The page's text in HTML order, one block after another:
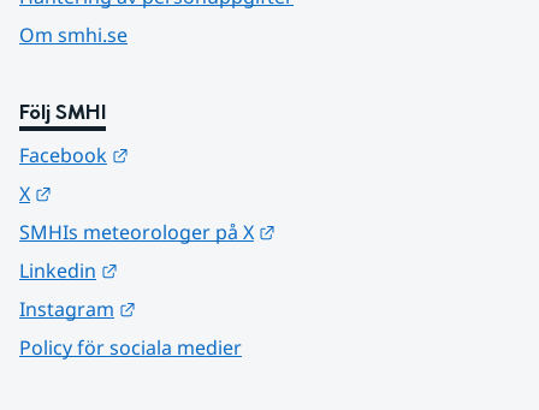
Om smhi.se
Följ SMHI
Facebook
X
SMHIs meteorologer på X
Linkedin
Instagram
Policy för sociala medier